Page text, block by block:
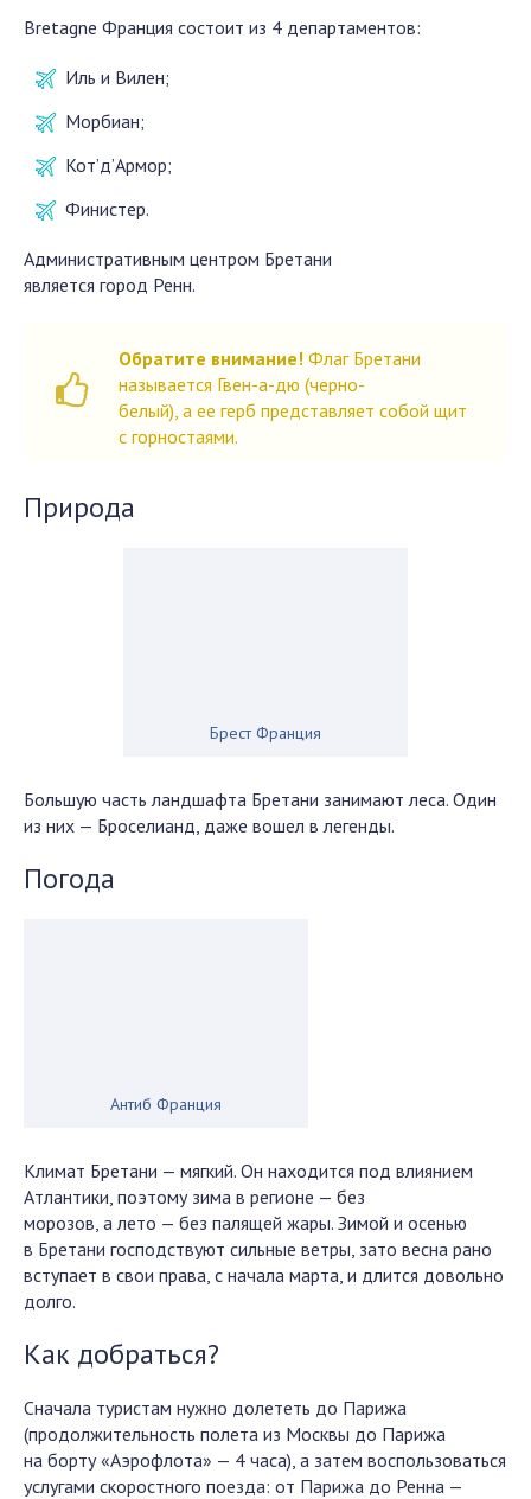
Bretagne Франция состоит из 4 департаментов:
Иль и Вилен;
Морбиан;
Кот’д’Армор;
Финистер.
Административным центром Бретани
является город Ренн.
Обратите внимание! Флаг Бретани
называется Гвен-а-дю (черно-
белый), а ее герб представляет собой щит
с горностаями.
Природа
Брест Франция
Большую часть ландшафта Бретани занимают леса. Один
из них — Броселианд, даже вошел в легенды.
Погода
Антиб Франция
Климат Бретани — мягкий. Он находится под влиянием
Атлантики, поэтому зима в регионе — без
морозов, а лето — без палящей жары. Зимой и осенью
в Бретани господствуют сильные ветры, зато весна рано
вступает в свои права, с начала марта, и длится довольно
долго.
Как добраться?
Сначала туристам нужно долететь до Парижа
(продолжительность полета из Москвы до Парижа
на борту «Аэрофлота» — 4 часа), а затем воспользоваться
услугами скоростного поезда: от Парижа до Ренна —